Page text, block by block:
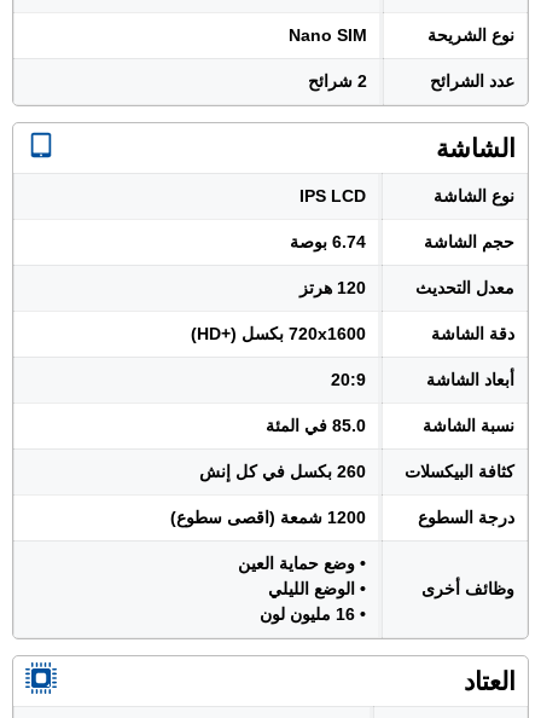
نوع الشريحة Nano SIM
عدد الشرائح 2 شرائح
الشاشة
نوع الشاشة IPS LCD
حجم الشاشة 6.74 بوصة
معدل التحديث 120 هرتز
دقة الشاشة 720x1600 بكسل (+HD)
أبعاد الشاشة 20:9
نسبة الشاشة 85.0 في المئة
كثافة البيكسلات 260 بكسل في كل إنش
درجة السطوع 1200 شمعة (اقصى سطوع)
وظائف أخرى
• وضع حماية العين
• الوضع الليلي
• 16 مليون لون
العتاد